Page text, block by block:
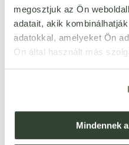
megosztjuk az Ön
adatait, akik
adatokkal, amelyeket Ön
Ön által használt más
Mindennek
per 100 g
kj